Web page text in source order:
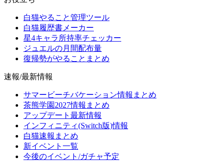
白猫やること管理ツール
白猫履歴書メーカー
星4キャラ所持率チェッカー
ジュエルの月間配布量
復帰勢がやることまとめ
速報/最新情報
サマービーチバケーション情報まとめ
茶熊学園2027情報まとめ
アップデート最新情報
インフィニティ(Switch版)情報
白猫速報まとめ
新イベント一覧
今後のイベント/ガチャ予定